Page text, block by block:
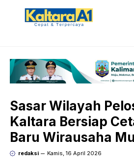
Langsung
Sasar Wilayah
Kaltara Bersiap
Baru Wirausaha
redaksi Kamis, 16 April 2026